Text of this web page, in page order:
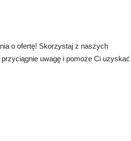
o ofertę! Skorzystaj z naszych
uwagę i pomoże Ci uzyskać